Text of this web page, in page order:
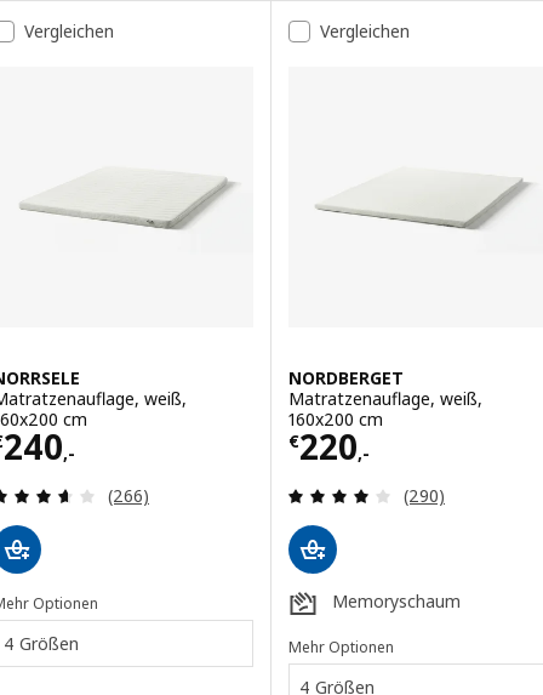
Vergleichen
weiß,
cm
240,-€ 240,-
Überprüfung: 3.6 aus 5 sterne. Bewertungen
(266)
Optionen
4 Größen
Vergleichen
NORDBERGET
Matratzenauflage, weiß,
160x200 cm
€220,-
Preis € 220,-
Überprüfung:
(290)
Memoryschaum
Mehr Optionen
4 Größen